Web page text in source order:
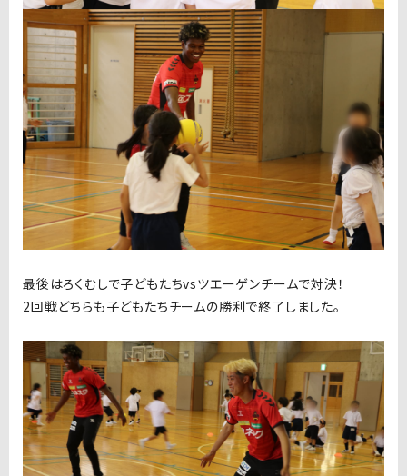
最後はろくむしで子どもたちvsツエーゲンチームで対決！
2回戦どちらも子どもたちチームの勝利で終了しました。